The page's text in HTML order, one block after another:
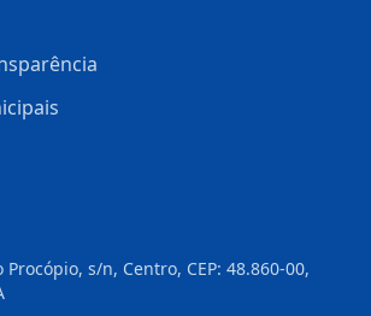
Procópio, s/n, Centro, CEP: 48.860-00,